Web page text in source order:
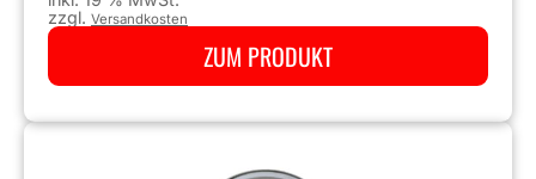
zzgl. Versandkosten
ZUM PRODUKT